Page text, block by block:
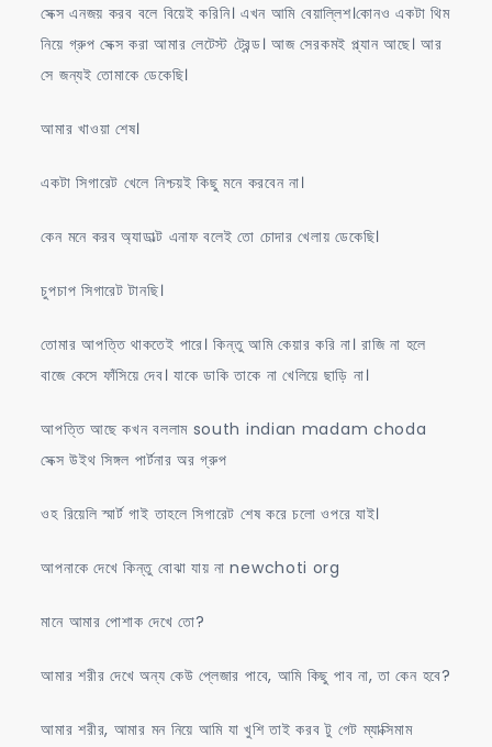
সেক্স এনজয় করব বলে বিয়েই করিনি। এখন আমি বেয়াল্লিশ।কোনও একটা থিম
নিয়ে গ্রুপ সেক্স করা আমার লেটেস্ট ট্রেন্ড। আজ সেরকমই প্ল্যান আছে। আর
সে জন্যই তোমাকে ডেকেছি।
আমার খাওয়া শেষ।
একটা সিগারেট খেলে নিশ্চয়ই কিছু মনে করবেন না।
কেন মনে করব অ্যাডাল্ট এনাফ বলেই তো চোদার খেলায় ডেকেছি।
চুপচাপ সিগারেট টানছি।
তোমার আপত্তি থাকতেই পারে। কিন্তু আমি কেয়ার করি না। রাজি না হলে
বাজে কেসে ফাঁসিয়ে দেব। যাকে ডাকি তাকে না খেলিয়ে ছাড়ি না।
আপত্তি আছে কখন বললাম south indian madam choda
সেক্স উইথ সিঙ্গল পার্টনার অর গ্রুপ
ওহ রিয়েলি স্মার্ট গাই তাহলে সিগারেট শেষ করে চলো ওপরে যাই।
আপনাকে দেখে কিন্তু বোঝা যায় না newchoti org
মানে আমার পোশাক দেখে তো?
আমার শরীর দেখে অন্য কেউ প্লেজার পাবে, আমি কিছু পাব না, তা কেন হবে?
আমার শরীর, আমার মন নিয়ে আমি যা খুশি তাই করব টু গেট ম্যাক্সিমাম